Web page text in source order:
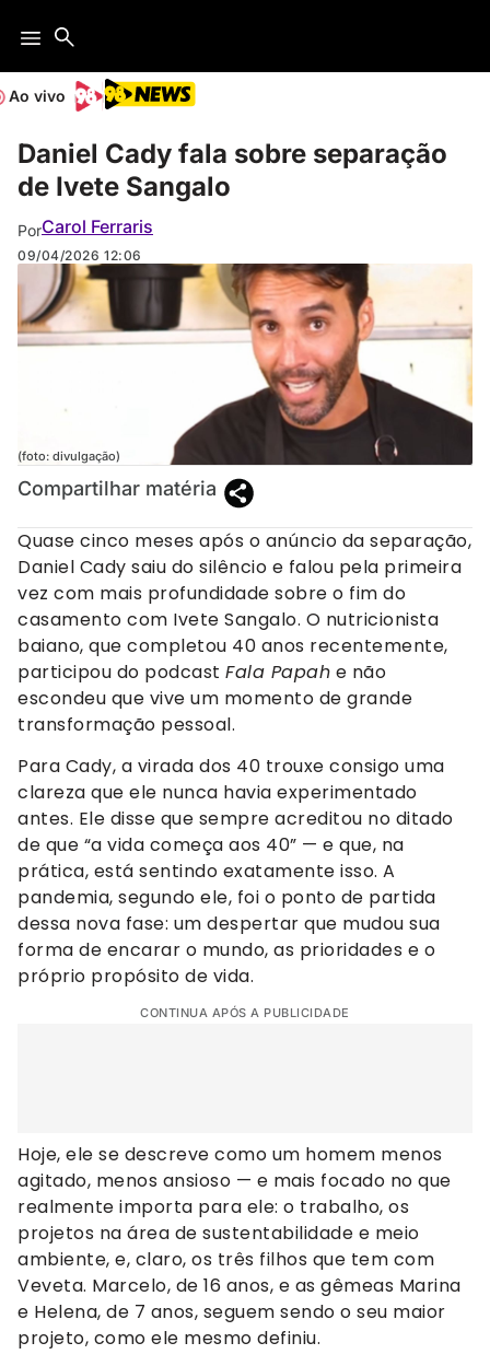
Ao vivo
Daniel Cady fala sobre separação
de Ivete Sangalo
PorCarol Ferraris
09/04/2026 12:06
(foto: divulgação)
Compartilhar matéria
Quase cinco meses após o anúncio da separação,
Daniel Cady saiu do silêncio e falou pela primeira
vez com mais profundidade sobre o fim do
casamento com Ivete Sangalo. O nutricionista
baiano, que completou 40 anos recentemente,
participou do podcast Fala Papah e não
escondeu que vive um momento de grande
transformação pessoal.
Para Cady, a virada dos 40 trouxe consigo uma
clareza que ele nunca havia experimentado
antes. Ele disse que sempre acreditou no ditado
de que “a vida começa aos 40” — e que, na
prática, está sentindo exatamente isso. A
pandemia, segundo ele, foi o ponto de partida
dessa nova fase: um despertar que mudou sua
forma de encarar o mundo, as prioridades e o
próprio propósito de vida.
CONTINUA APÓS A PUBLICIDADE
Hoje, ele se descreve como um homem menos
agitado, menos ansioso — e mais focado no que
realmente importa para ele: o trabalho, os
projetos na área de sustentabilidade e meio
ambiente, e, claro, os três filhos que tem com
Veveta. Marcelo, de 16 anos, e as gêmeas Marina
e Helena, de 7 anos, seguem sendo o seu maior
projeto, como ele mesmo definiu.